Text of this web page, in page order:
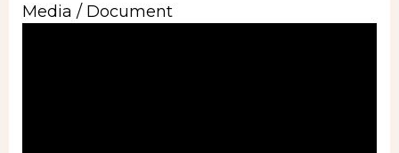
Media / Document